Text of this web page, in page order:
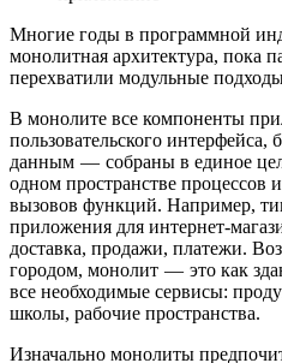
Многие годы в программной
монолитная архитектура, пока
перехватили модульные
В монолите все компоненты
пользовательского интерфейса,
данным — собраны в единое
одном пространстве процессов
вызовов функций. Например,
приложения для интернет-
доставка, продажи, платежи.
городом, монолит — это как
все необходимые сервисы:
школы, рабочие пространства.
Изначально монолиты